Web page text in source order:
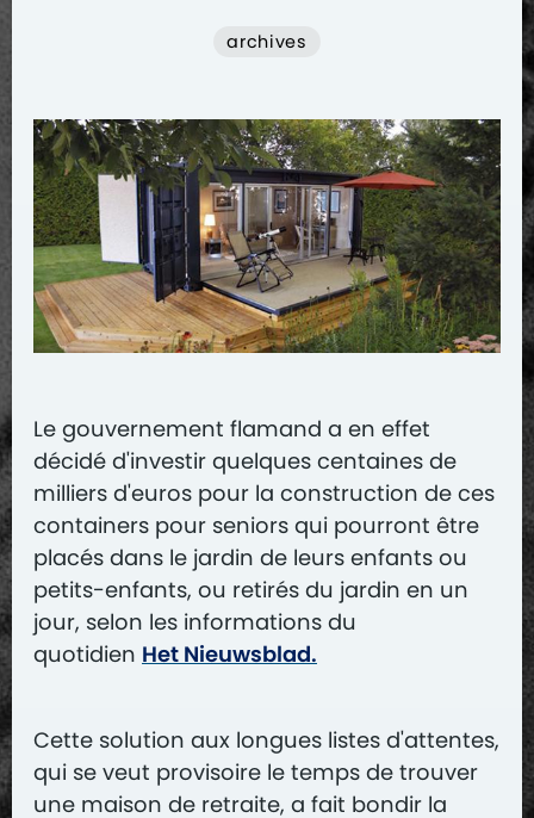
archives
Le gouvernement flamand a en effet
décidé d'investir quelques centaines de
milliers d'euros pour la construction de ces
containers pour seniors qui pourront être
placés dans le jardin de leurs enfants ou
petits-enfants, ou retirés du jardin en un
jour, selon les informations du
quotidien Het Nieuwsblad.
Cette solution aux longues listes d'attentes,
qui se veut provisoire le temps de trouver
une maison de retraite, a fait bondir la